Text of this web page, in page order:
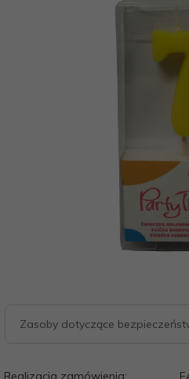
Zasoby dotyczące
Realizacja zamówienia: